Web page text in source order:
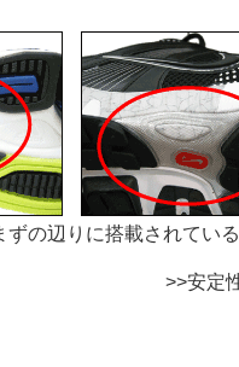
の辺りに搭載されている
>>安定